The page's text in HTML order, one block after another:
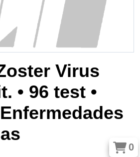
Virus
• 96 test •
0